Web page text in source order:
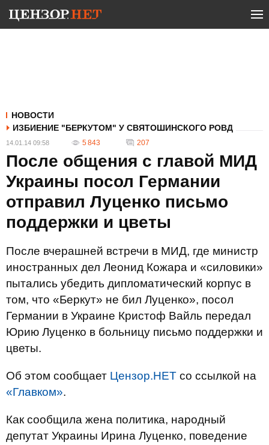
НОВОСТИ
ИЗБИЕНИЕ "БЕРКУТОМ" У СВЯТОШИНСКОГО РОВД
14.01.14 09:58 5 843 207
После общения с главой МИД
Украины посол Германии
отправил Луценко письмо
поддержки и цветы
После вчерашней встречи в МИД, где министр
иностранных дел Леонид Кожара и «силовики»
пытались убедить дипломатический корпус в
том, что «Беркут» не бил Луценко», посол
Германии в Украине Кристоф Вайль передал
Юрию Луценко в больницу письмо поддержки и
цветы.
Об этом сообщает Цензор.НЕТ со ссылкой на
«Главком».
Как сообщила жена политика, народный
депутат Украины Ирина Луценко, поведение